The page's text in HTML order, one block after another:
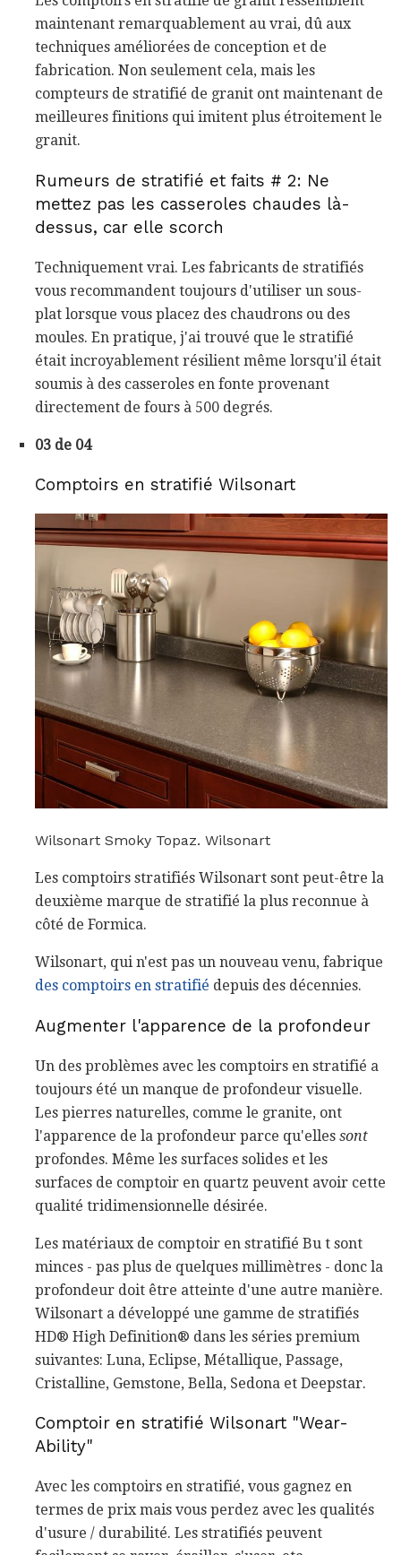
maintenant remarquablement au vrai, dû aux
techniques améliorées de conception et de
fabrication. Non seulement cela, mais les
compteurs de stratifié de granit ont maintenant de
meilleures finitions qui imitent plus étroitement le
granit.
Rumeurs de stratifié et faits # 2: Ne
mettez pas les casseroles chaudes là-
dessus, car elle scorch
Techniquement vrai. Les fabricants de stratifiés
vous recommandent toujours d'utiliser un sous-
plat lorsque vous placez des chaudrons ou des
moules. En pratique, j'ai trouvé que le stratifié
était incroyablement résilient même lorsqu'il était
soumis à des casseroles en fonte provenant
directement de fours à 500 degrés.
03 de 04
Comptoirs en stratifié Wilsonart
Wilsonart Smoky Topaz. Wilsonart
Les comptoirs stratifiés Wilsonart sont peut-être la
deuxième marque de stratifié la plus reconnue à
côté de Formica.
Wilsonart, qui n'est pas un nouveau venu, fabrique
des comptoirs en stratifié depuis des décennies.
Augmenter l'apparence de la profondeur
Un des problèmes avec les comptoirs en stratifié a
toujours été un manque de profondeur visuelle.
Les pierres naturelles, comme le granite, ont
l'apparence de la profondeur parce qu'elles sont
profondes. Même les surfaces solides et les
surfaces de comptoir en quartz peuvent avoir cette
qualité tridimensionnelle désirée.
Les matériaux de comptoir en stratifié Bu t sont
minces - pas plus de quelques millimètres - donc la
profondeur doit être atteinte d'une autre manière.
Wilsonart a développé une gamme de stratifiés
HD® High Definition® dans les séries premium
suivantes: Luna, Eclipse, Métallique, Passage,
Cristalline, Gemstone, Bella, Sedona et Deepstar.
Comptoir en stratifié Wilsonart "Wear-
Ability"
Avec les comptoirs en stratifié, vous gagnez en
termes de prix mais vous perdez avec les qualités
d'usure / durabilité. Les stratifiés peuvent